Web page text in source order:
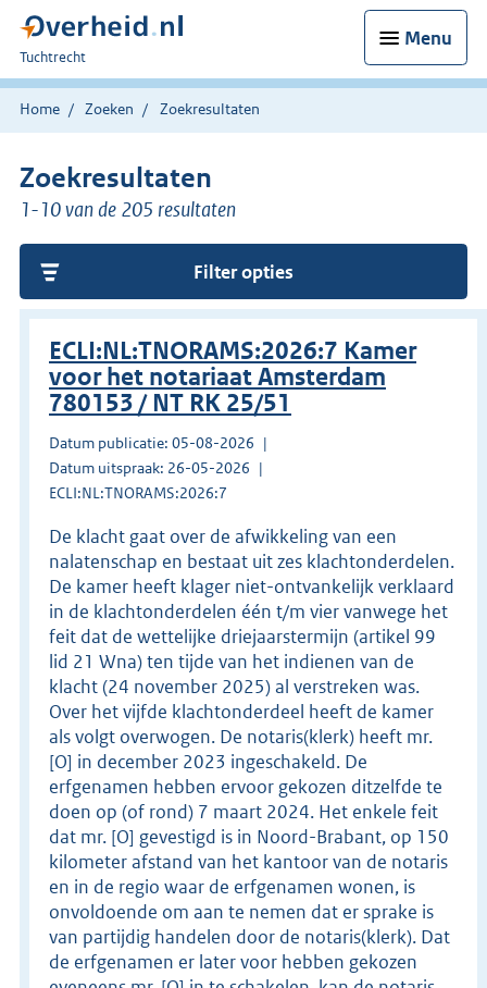
Menu
U
bent
hier:
Tuchtrecht
Home Zoeken Zoekresultaten
Zoekresultaten
1-10 van de 205 resultaten
Filter opties
ECLI:NL:TNORAMS:2026:7 Kamer
voor het notariaat Amsterdam
780153 / NT RK 25/51
Datum publicatie: 05-08-2026
Datum uitspraak: 26-05-2026
ECLI:NL:TNORAMS:2026:7
De klacht gaat over de afwikkeling van een
nalatenschap en bestaat uit zes klachtonderdelen.
De kamer heeft klager niet-ontvankelijk verklaard
in de klachtonderdelen één t/m vier vanwege het
feit dat de wettelijke driejaarstermijn (artikel 99
lid 21 Wna) ten tijde van het indienen van de
klacht (24 november 2025) al verstreken was.
Over het vijfde klachtonderdeel heeft de kamer
als volgt overwogen. De notaris(klerk) heeft mr.
[O] in december 2023 ingeschakeld. De
erfgenamen hebben ervoor gekozen ditzelfde te
doen op (of rond) 7 maart 2024. Het enkele feit
dat mr. [O] gevestigd is in Noord-Brabant, op 150
kilometer afstand van het kantoor van de notaris
en in de regio waar de erfgenamen wonen, is
onvoldoende om aan te nemen dat er sprake is
van partijdig handelen door de notaris(klerk). Dat
de erfgenamen er later voor hebben gekozen